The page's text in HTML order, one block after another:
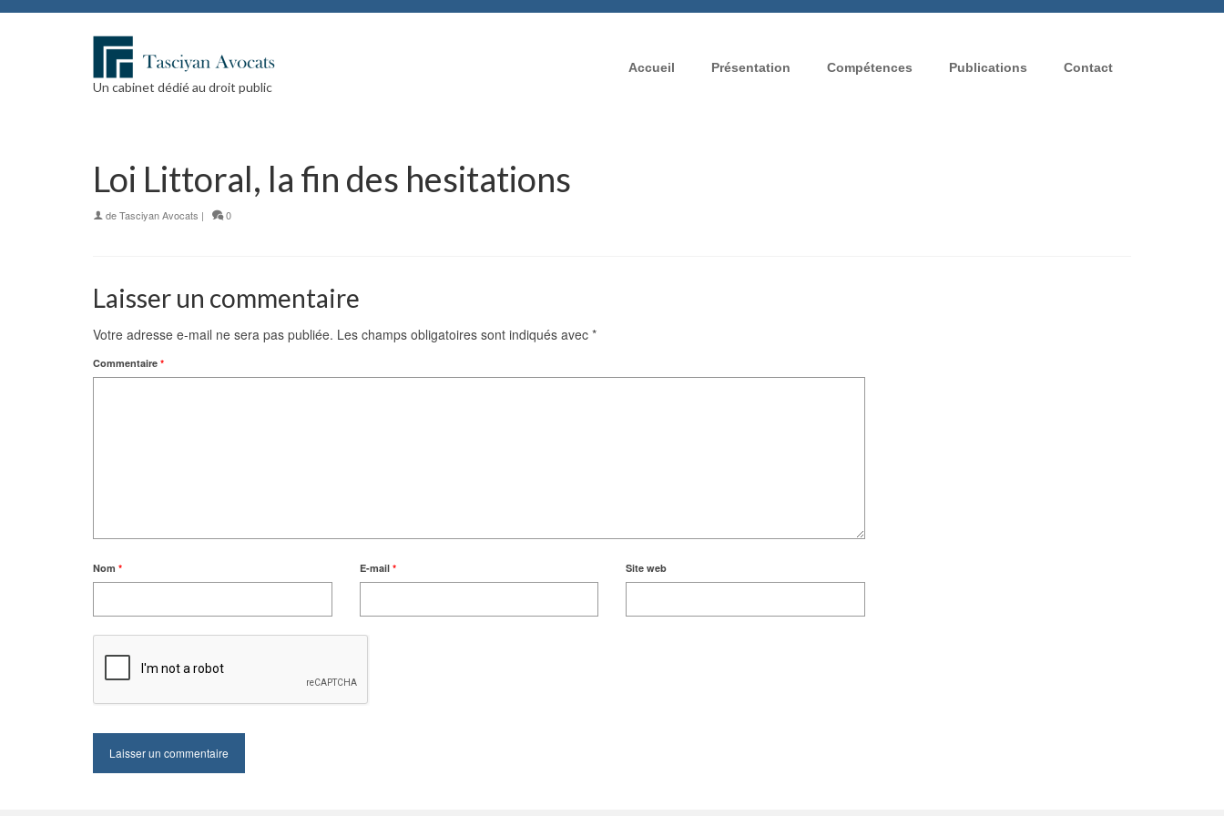
Un cabinet dédié au droit public
Accueil Présentation Compétences Publications Contact
Loi Littoral, la fin des hesitations
deTasciyan Avocats | 0
Laisser un commentaire
Votre adresse e-mail ne sera pas publiée. Les champs obligatoires sont indiqués avec *
Commentaire *
Nom * E-mail * Site web